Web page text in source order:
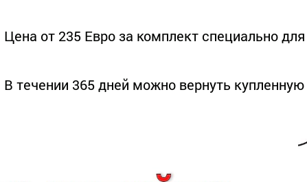
от 235 Евро за комплект специально
течении 365 дней можно вернуть